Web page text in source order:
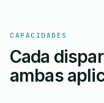
CAPACIDADES
Cada
ambas